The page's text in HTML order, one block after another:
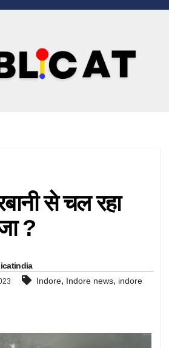
से चल रहा
?
Indore, Indore news, indore